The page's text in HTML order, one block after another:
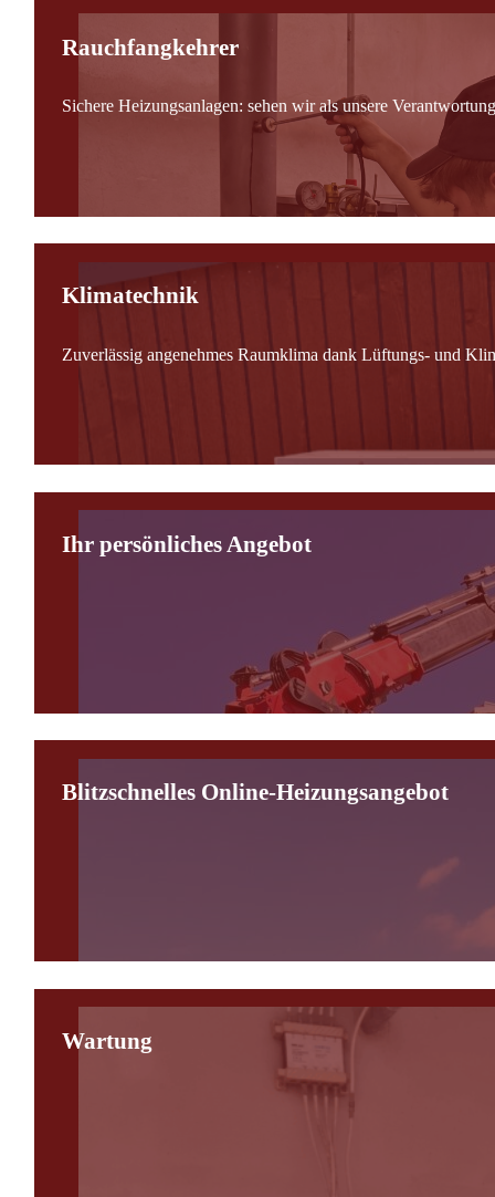
Rauchfangkehrer
Sichere Heizungsanlagen: sehen wir als unsere
Klimatechnik
Zuverlässig angenehmes Raumklima dank Lüftungs- und
Ihr persönliches Angebot
Blitzschnelles Online-Heizungsangebot
Wartung